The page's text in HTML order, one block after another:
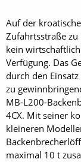
Auf der
Zufahrtsstraße
kein
Verfügung. Das
durch den
zu
MB-L200-
4CX. Mit seiner
kleineren
maximal 10 t